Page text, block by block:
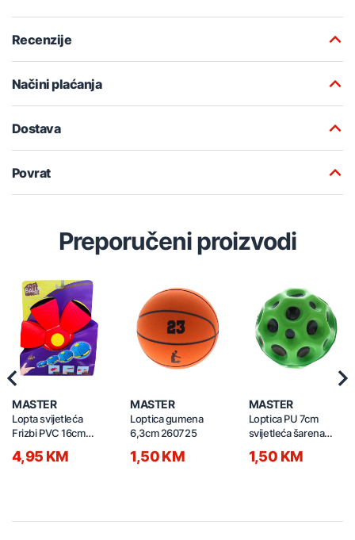
Recenzije
Načini plaćanja
Dostava
Povrat
Preporučeni proizvodi
MASTER
Lopta svijetleća
Frizbi PVC 16cm
4,95 KM
MASTER
Loptica gumena
6,3cm 260725
1,50 KM
MASTER
Loptica PU 7cm
svijetleća šarena
1,50 KM